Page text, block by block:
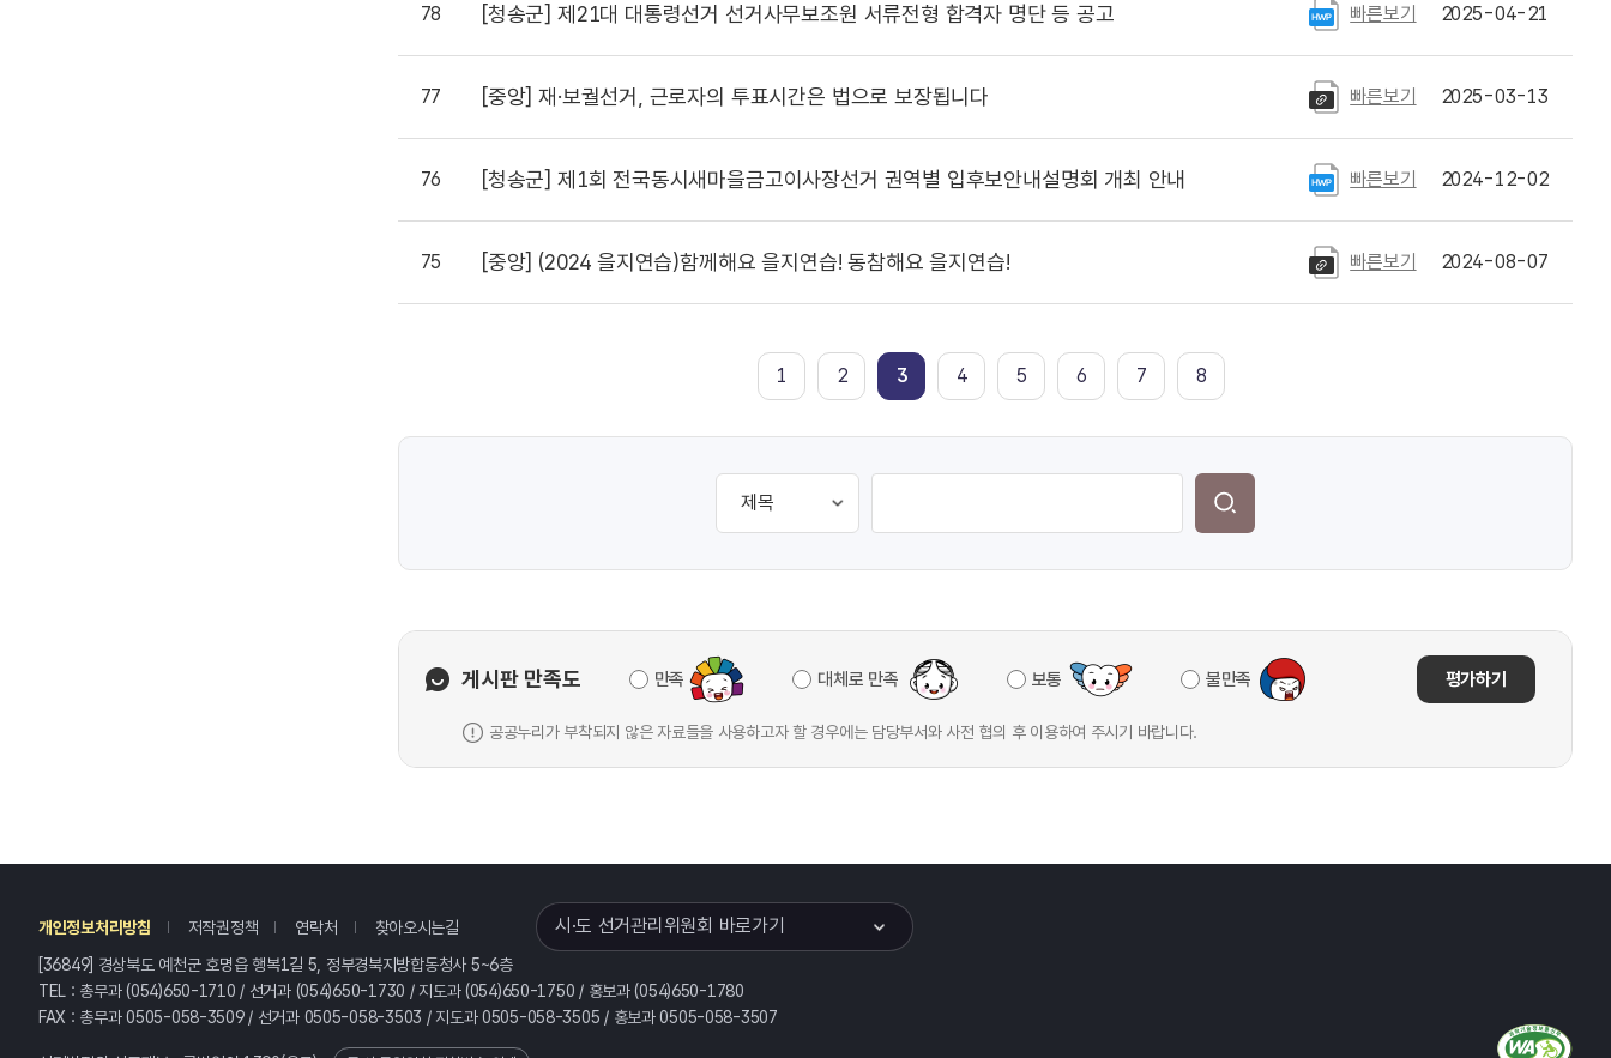
78 [청송군] 제21대 대통령선거 선거사무보조원 서류전형 합격자 명단 등 공고 빠른보기 2025-04-21
77 [중앙] 재·보궐선거, 근로자의 투표시간은 법으로 보장됩니다 빠른보기 2025-03-13
76 [청송군] 제1회 전국동시새마을금고이사장선거 권역별 입후보안내설명회 개최 안내 빠른보기 2024-12-02
75 [중앙] (2024 을지연습)함께해요 을지연습! 동참해요 을지연습! 빠른보기 2024-08-07
1 2 3 4 5 6 7 8
게시판 만족도 만족 대체로 만족 보통 불만족 평가하기
공공누리가 부착되지 않은 자료들을 사용하고자 할 경우에는 담당부서와 사전 협의 후 이용하여 주시기 바랍니다.
개인정보처리방침 저작권정책 연락처 찾아오시는길 시·도 선거관리위원회 바로가기
[36849] 경상북도 예천군 호명읍 행복1길 5, 정부경북지방합동청사 5~6층
TEL : 총무과 (054)650-1710 / 선거과 (054)650-1730 / 지도과 (054)650-1750 / 홍보과 (054)650-1780
FAX : 총무과 0505-058-3509 / 선거과 0505-058-3503 / 지도과 0505-058-3505 / 홍보과 0505-058-3507